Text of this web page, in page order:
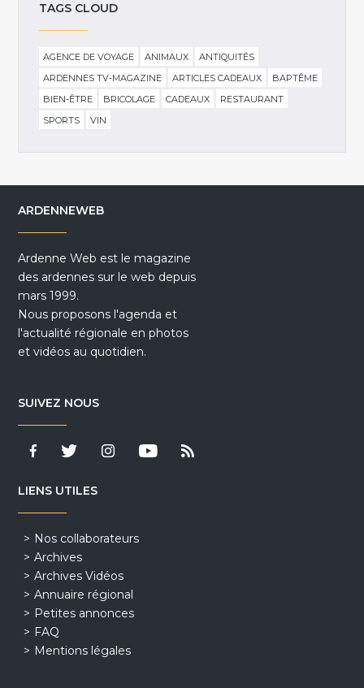
TAGS CLOUD
AGENCE DE VOYAGE ANIMAUX
ANTIQUITÉS
ARDENNES TV-MAGAZINE
ARTICLES CADEAUX
BAPTÊME
BIEN-ÊTRE
BRICOLAGE CADEAUX
RESTAURANT
SPORTS
VIN
ARDENNEWEB
Ardenne Web est le magazine
des ardennes sur le web depuis
mars 1999.
Nous proposons l'agenda et
l'actualité régionale en photos
et vidéos au quotidien.
SUIVEZ NOUS
LIENS UTILES
Nos collaborateurs
Archives
Archives Vidéos
Annuaire régional
Petites annonces
FAQ
Mentions légales